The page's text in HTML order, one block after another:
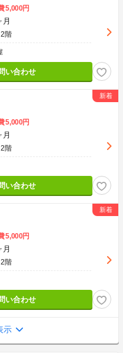
5,000円
月
2階
い合わせ
5,000円
月
2階
い合わせ
5,000円
月
2階
い合わせ
示